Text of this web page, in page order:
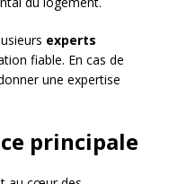
experts
fiable. En cas de
une expertise
principale